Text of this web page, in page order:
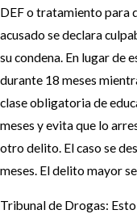
DEF o tratamiento para
acusado se declara
su condena. En lugar de
durante 18 meses
clase obligatoria de
meses y evita que lo
otro delito. El caso se
meses. El delito mayor
Tribunal de Drogas: